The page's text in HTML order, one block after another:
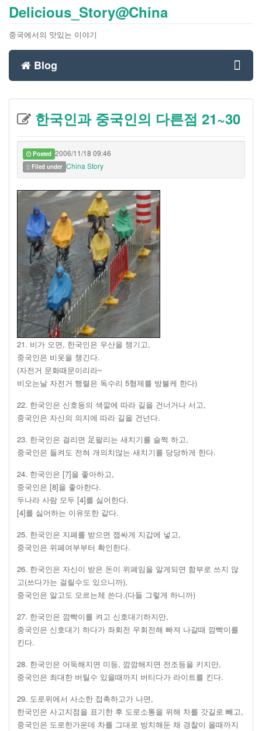
Delicious_Story@China
중국에서의 맛있는 이야기
Blog
한국인과 중국인의 다른점 21~30
Posted 2006/11/18 09:46
Filed under China Story
21. 비가 오면, 한국인은 우산을 챙기고,
중국인은 비옷을 챙긴다.
(자전거 문화때문이리라~
비오는날 자전거 행렬은 독수리 5형제를 방불케 한다)
22. 한국인은 신호등의 색깔에 따라 길을 건너거나 서고,
중국인은 자신의 의지에 따라 길을 건넌다.
23. 한국인은 걸리면 足팔리는 새치기를 슬쩍 하고,
중국인은 들켜도 전혀 개의치않는 새치기를 당당하게 한다.
24. 한국인은 [7]을 좋아하고,
중국인은 [8]을 좋아한다.
두나라 사람 모두 [4]를 싫어한다.
[4]를 싫어하는 이유또한 같다.
25. 한국인은 지폐를 받으면 잽싸게 지갑에 넣고,
중국인은 위폐여부부터 확인한다.
26. 한국인은 자신이 받은 돈이 위폐임을 알게되면 함부로 쓰지 않
고(쓰다가는 걸릴수도 있으니까),
중국인은 알고도 모르는체 쓴다.(다들 그렇게 하니까)
27. 한국인은 깜빡이를 켜고 신호대기하지만,
중국인은 신호대기 하다가 좌회전 우회전해 빠져 나갈때 깜빡이를
킨다.
28. 한국인은 어둑해지면 미등, 깜깜해지면 전조등을 키지만,
중국인은 최대한 버틸수 있을때까지 버티다가 라이트를 킨다.
29. 도로위에서 사소한 접촉하고가 나면,
한국인은 사고지점을 표기한 후 도로소통을 위해 차를 갓길로 빼고,
중국인은 도로한가운데 차를 그대로 방치해둔 채 경찰이 올때까지